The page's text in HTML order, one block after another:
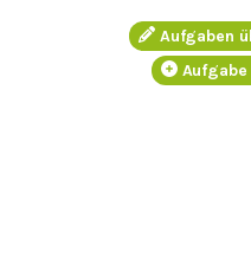
Aufgaben